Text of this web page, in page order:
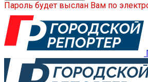
Пароль будет выслан Вам по